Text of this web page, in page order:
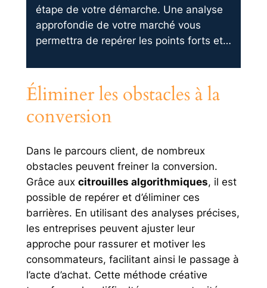
étape de votre démarche. Une analyse
approfondie de votre marché vous
permettra de repérer les points forts et…
Éliminer les obstacles à la
conversion
Dans le parcours client, de nombreux
obstacles peuvent freiner la conversion.
Grâce aux citrouilles algorithmiques, il est
possible de repérer et d’éliminer ces
barrières. En utilisant des analyses précises,
les entreprises peuvent ajuster leur
approche pour rassurer et motiver les
consommateurs, facilitant ainsi le passage à
l’acte d’achat. Cette méthode créative